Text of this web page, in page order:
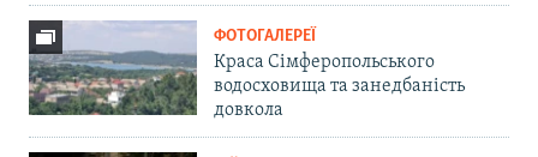
ФОТОГАЛЕРЕЇ
Краса Сімферопольського
водосховища та занедбаність
довкола